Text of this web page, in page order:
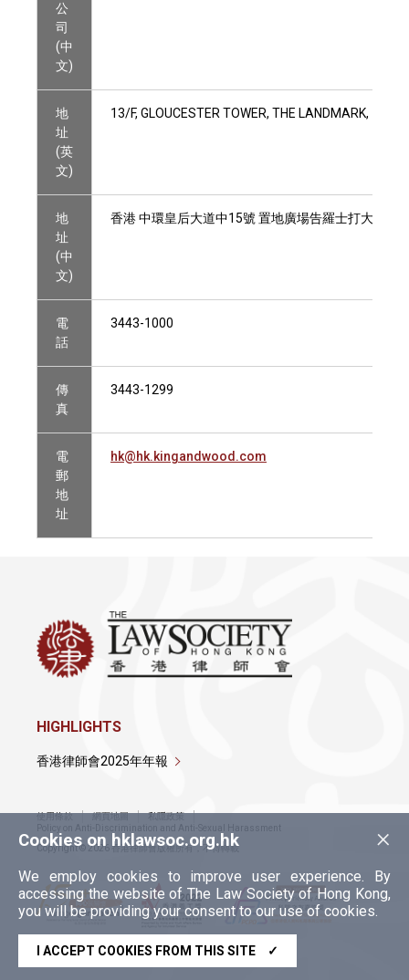
公
司
(中
文)
地
址
(英
文)
13/F, GLOUCESTER TOWER, THE LANDMARK, 15
地
址
(中
文)
香港 中環皇后大道中15號 置地廣場告羅士打大廈13
電
話
3443-1000
傳
真
3443-1299
電
郵
地
址
hk@hk.kingandwood.com
×
Cookies on hklawsoc.org.hk
We employ cookies to improve user experience. By
accessing the website of The Law Society of Hong Kong,
you will be providing your consent to our use of cookies.
I ACCEPT COOKIES FROM THIS SITE ✓
HIGHLIGHTS
香港律師會2025年年報
使用條款 網頁地圖
私隱政策
Policy on Anti-Discrimination and Anti-Sexual Harassment
Copyright © 2026 香港律師會版權所有，不得轉載